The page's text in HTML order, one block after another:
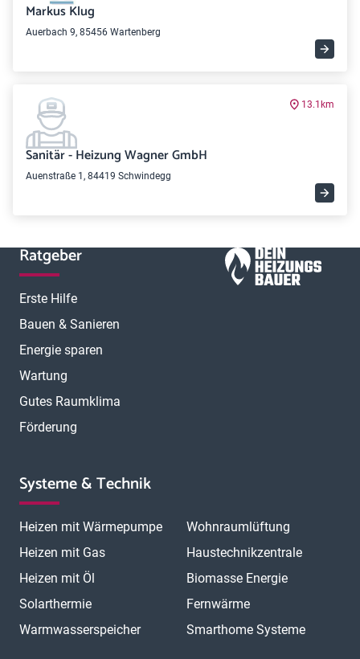
Markus Klug
Auerbach 9, 85456 Wartenberg
13.1km
Sanitär - Heizung Wagner GmbH
Auenstraße 1, 84419 Schwindegg
Ratgeber
Erste Hilfe
Bauen & Sanieren
Energie sparen
Wartung
Gutes Raumklima
Förderung
Systeme & Technik
Heizen mit Wärmepumpe
Heizen mit Gas
Heizen mit Öl
Solarthermie
Warmwasserspeicher
Wohnraumlüftung
Haustechnikzentrale
Biomasse Energie
Fernwärme
Smarthome Systeme